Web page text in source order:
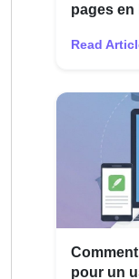
pages en
Read
pour un